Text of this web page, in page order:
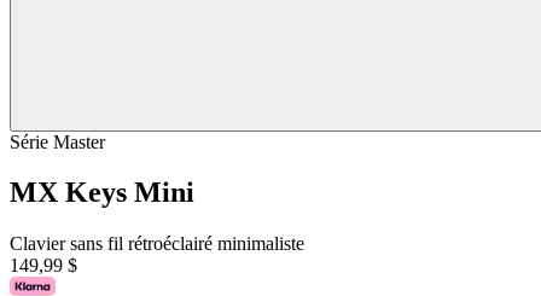
Série Master
MX Keys Mini
Clavier sans fil rétroéclairé minimaliste
149,99 $